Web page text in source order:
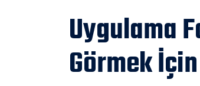
Uygulama
Görmek İçin